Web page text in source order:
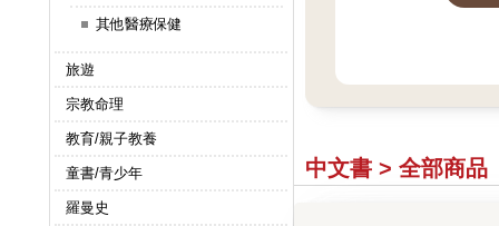
其他醫療保健
旅遊
宗教命理
教育/親子教養
童書/青少年
羅曼史
中文書 > 全部商品